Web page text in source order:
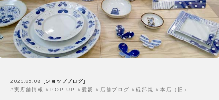
2021.05.08
ショップブログ
実店舗情報
POP-UP 愛媛 店舗ブログ 砥部焼 本店（旧）